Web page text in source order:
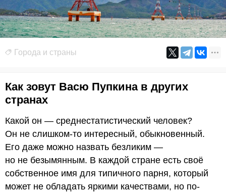
Города и страны
Как зовут Васю Пупкина в других
странах
Какой он — среднестатистический человек?
Он не слишком-то интересный, обыкновенный.
Его даже можно назвать безликим —
но не безымянным. В каждой стране есть своё
собственное имя для типичного парня, который
может не обладать яркими качествами, но по-